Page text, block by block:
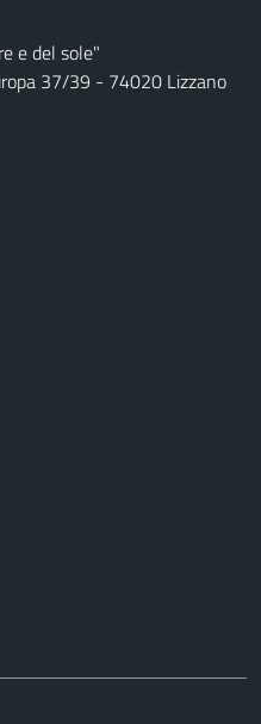
e del sole"
37/39 - 74020 Lizzano